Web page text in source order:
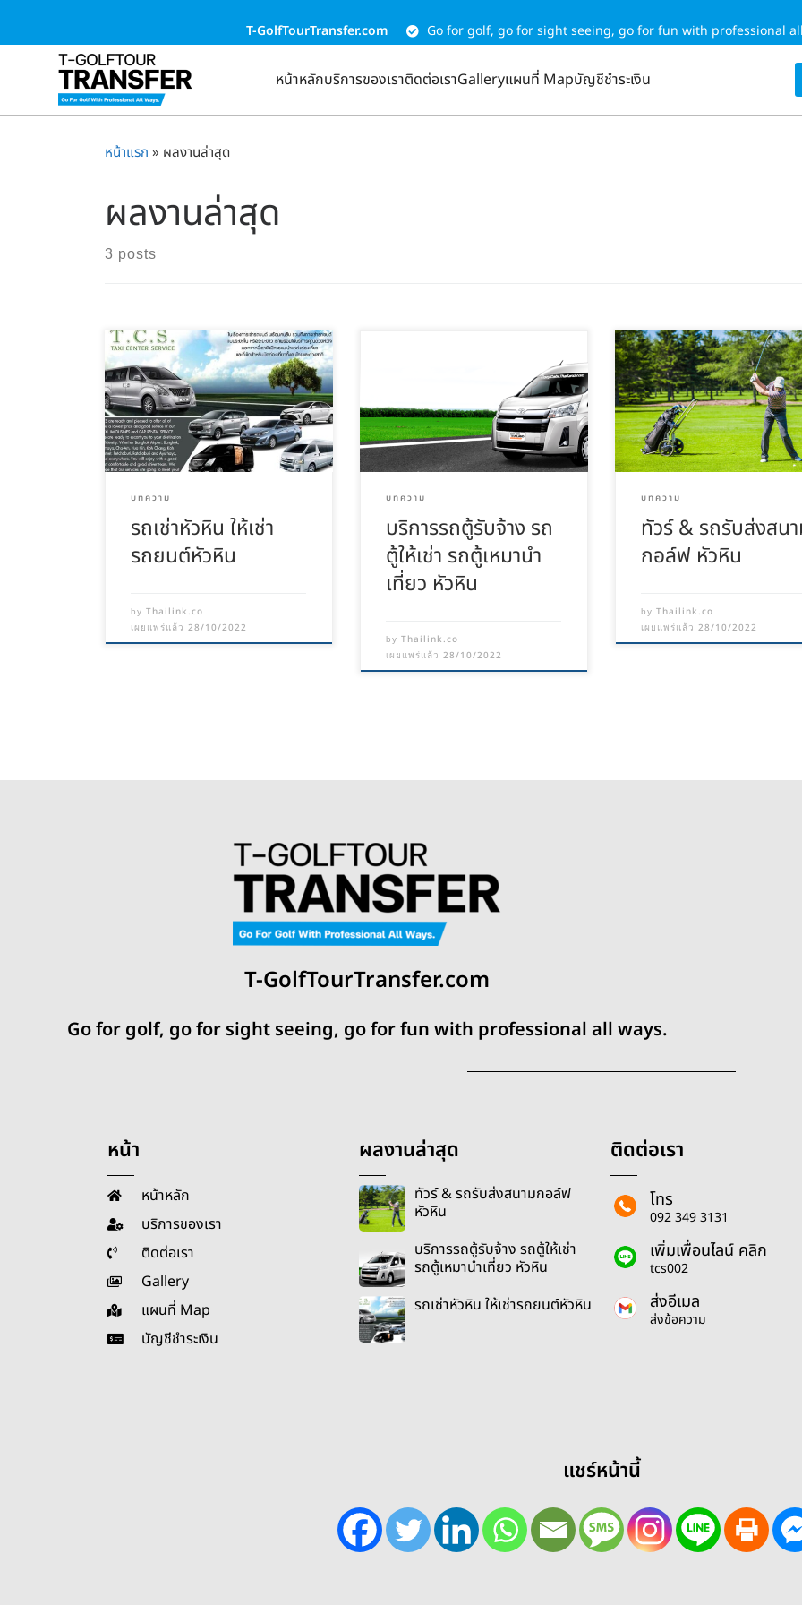
T-GolfTourTransfer.com Go for golf, go for sight seeing, go for fun with professional
หน้าหลักบริการของเราติดต่อเราGalleryแผนที่ Mapบัญชีชำระเงิน
หน้าแรก » ผลงานล่าสุด
ผลงานล่าสุด
3 posts
บทความ
รถเช่าหัวหิน ให้เช่า
รถยนต์หัวหิน
byThailink.co
เผยแพร่แล้ว28/10/2022
บทความ
บริการรถตู้รับจ้าง รถ
ตู้ให้เช่า รถตู้เหมานำ
เที่ยว หัวหิน
byThailink.co
เผยแพร่แล้ว28/10/2022
บทความ
ทัวร์ & รถรับส่งสน
กอล์ฟ หัวหิน
byThailink.co
เผยแพร่แล้ว28/10/2022
T-GolfTourTransfer.com
Go for golf, go for sight seeing, go for fun with professional all ways.
หน้า
หน้าหลัก
บริการของเรา
ติดต่อเรา
Gallery
แผนที่ Map
บัญชีชำระเงิน
ผลงานล่าสุด
ทัวร์ & รถรับส่งสนามกอล์ฟ
หัวหิน
บริการรถตู้รับจ้าง รถตู้ให้เช่า
รถตู้เหมานำเที่ยว หัวหิน
รถเช่าหัวหิน ให้เช่ารถยนต์หัวหิน
ติดต่อเรา
โทร
092 349 3131
เพิ่มเพื่อนไลน์ คลิก
tcs002
ส่งอีเมล
ส่งข้อความ
แชร์หน้านี้